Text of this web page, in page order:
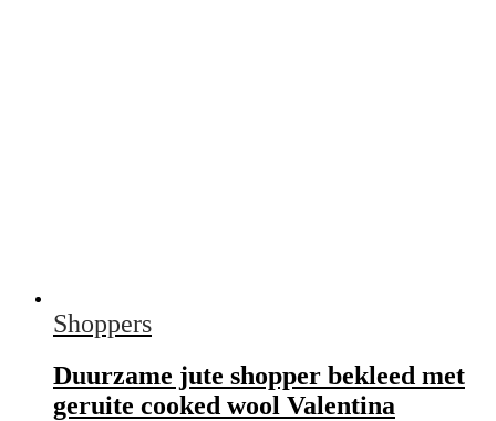
Shoppers
Duurzame jute shopper bekleed met
geruite cooked wool Valentina